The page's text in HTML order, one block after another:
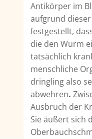
Antikörper im
auf­grund
festgestellt,
die den Wurm
tatsächlich
menschliche
dringling also
abwehren.
Ausbruch der
Sie äußert sich